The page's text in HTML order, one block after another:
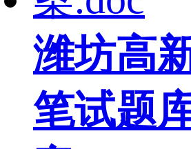
潍坊高
笔试题